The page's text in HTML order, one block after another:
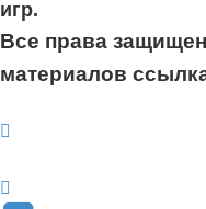
игр.
Все права
материалов